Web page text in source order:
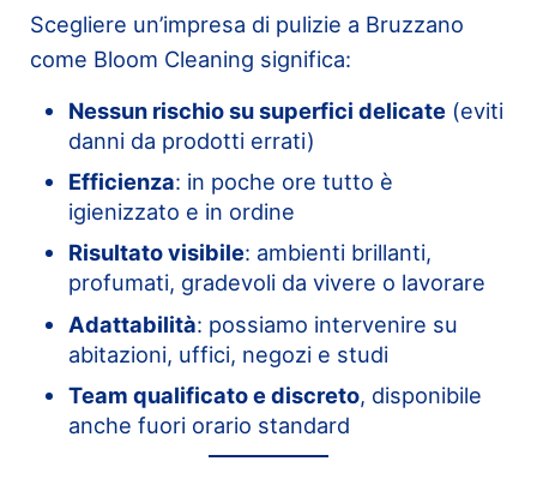
Scegliere un’impresa di pulizie a Bruzzano
come Bloom Cleaning significa:
Nessun rischio su superfici delicate(eviti
danni da prodotti errati)
Efficienza: in poche ore tutto è
igienizzato e in ordine
Risultato visibile: ambienti brillanti,
profumati, gradevoli da vivere o lavorare
Adattabilità: possiamo intervenire su
abitazioni, uffici, negozi e studi
Team qualificato e discreto, disponibile
anche fuori orario standard